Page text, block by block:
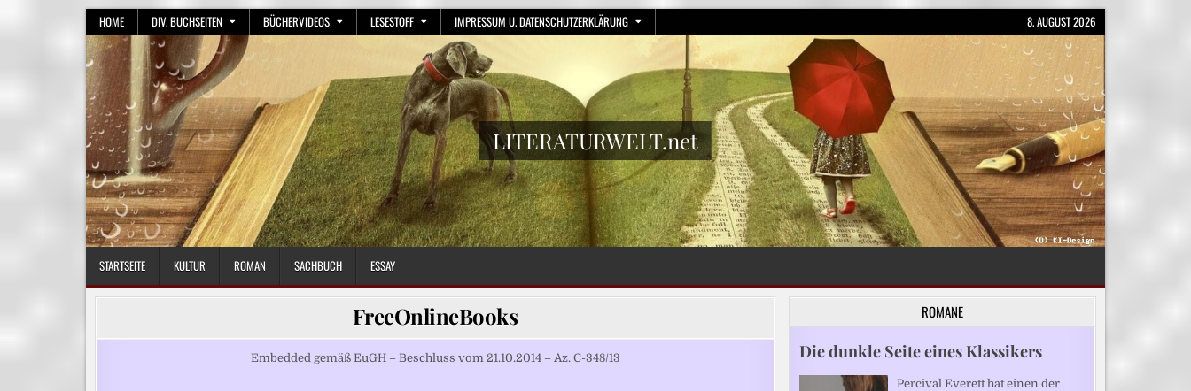
HOME DIV. BUCHSEITEN BÜCHERVIDEOS LESESTOFF IMPRESSUM U. DATENSCHUTZERKLÄRUNG 8. AUGUST 2026
LITERATURWELT.net
STARTSEITE KULTUR ROMAN SACHBUCH ESSAY
FreeOnlineBooks
Embedded gemäß EuGH – Beschluss vom 21.10.2014 – Az. C-348/13
ROMANE
Die dunkle Seite eines Klassikers
Percival Everett hat einen der